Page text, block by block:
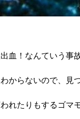
血！なんていう事
からないので、見
れたりもするゴマ